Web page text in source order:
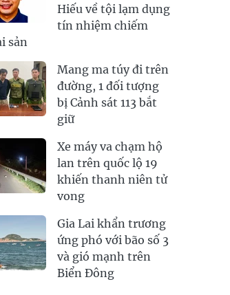
Hiếu về tội lạm dụng
tín nhiệm chiếm
sản
Mang ma túy đi trên
đường, 1 đối tượng
bị Cảnh sát 113 bắt
giữ
Xe máy va chạm hộ
lan trên quốc lộ 19
khiến thanh niên tử
vong
Gia Lai khẩn trương
ứng phó với bão số 3
và gió mạnh trên
Biển Đông